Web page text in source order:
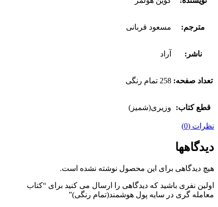
مترجم: مسعود قربانی
ناشر: آراد
تعداد صفحه: 258 تمام رنگی
قطع کتاب: وزیری(شمیز)
نظرات (0)
دیدگاهها
هیچ دیدگاهی برای این محصول نوشته نشده است.
اولین نفری باشید که دیدگاهی را ارسال می کنید برای “کتاب
معامله گری در سایه پول هوشمند(تمام رنگی)”